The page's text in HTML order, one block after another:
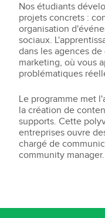
Nos étudiants
projets concrets :
organisation
sociaux.
dans les agences
marketing, où vous
problématiques
Le programme met
la création de
supports. Cette
entreprises ouvre
chargé de
community manager.